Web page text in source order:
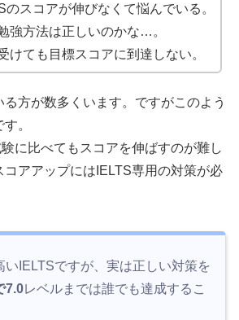
のスコアが伸びなくて悩んでいる。
強方法は正しいのかな…。
けても目標スコアに到達しない。
方が数多くいます。ですがこのよう
。
に比べてもスコアを伸ばすのが難し
コアアップにはIELTS専用の対策が必
いIELTSですが、実は正しい対策を
7.0レベルまでは誰でも達成するこ